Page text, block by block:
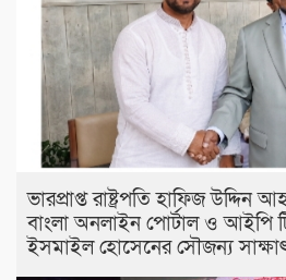
ভারপ্রাপ্ত রাষ্ট্রপতি হাফিজ উদ্দিন
বাংলা অনলাইন পোর্টাল ও আইপি
ইসমাইল হোসেনের সৌজন্য